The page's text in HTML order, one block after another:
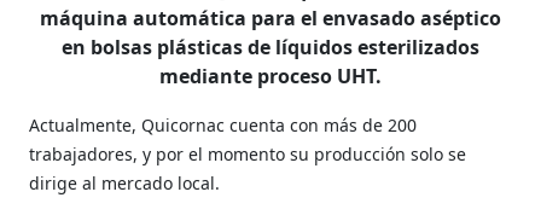
máquina automática para el envasado aséptico
en bolsas plásticas de líquidos esterilizados
mediante proceso UHT.
Actualmente, Quicornac cuenta con más de 200
trabajadores, y por el momento su producción solo se
dirige al mercado local.